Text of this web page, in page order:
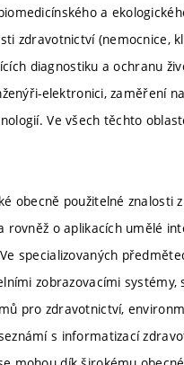
a
zdravotnictví (nemocnice,
diagnostiku a ochranu
elektronici, zaměření
Ve všech těchto
obecně použitelné
rovněž o aplikacích umělé
specializovaných
zobrazovacími
pro zdravotnictví,
s informatizací